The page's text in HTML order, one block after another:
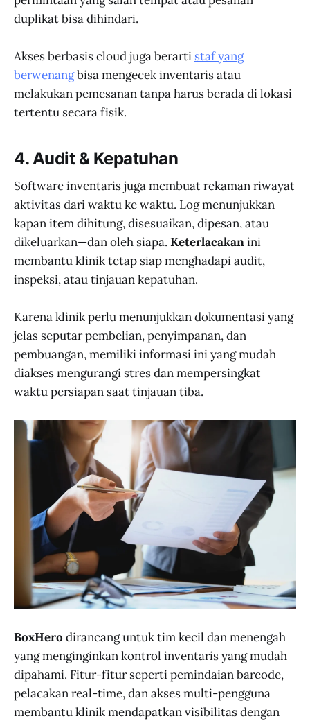
duplikat bisa dihindari.
Akses berbasis cloud juga berarti staf yang
berwenangbisa mengecek inventaris atau
melakukan pemesanan tanpa harus berada di lokasi
tertentu secara fisik.
4. Audit & Kepatuhan
Software inventaris juga membuat rekaman riwayat
aktivitas dari waktu ke waktu. Log menunjukkan
kapan item dihitung, disesuaikan, dipesan, atau
dikeluarkan—dan oleh siapa. Keterlacakanini
membantu klinik tetap siap menghadapi audit,
inspeksi, atau tinjauan kepatuhan.
Karena klinik perlu menunjukkan dokumentasi yang
jelas seputar pembelian, penyimpanan, dan
pembuangan, memiliki informasi ini yang mudah
diakses mengurangi stres dan mempersingkat
waktu persiapan saat tinjauan tiba.
BoxHero dirancang untuk tim kecil dan menengah
yang menginginkan kontrol inventaris yang mudah
dipahami. Fitur-fitur seperti pemindaian barcode,
pelacakan real-time, dan akses multi-pengguna
membantu klinik mendapatkan visibilitas dengan